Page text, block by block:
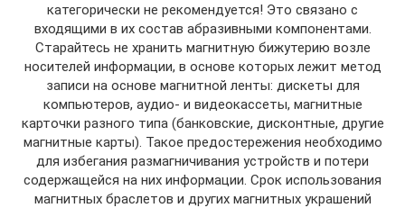
категорически не рекомендуется! Это связано с
входящими в их состав абразивными компонентами.
Старайтесь не хранить магнитную бижутерию возле
носителей информации, в основе которых лежит метод
записи на основе магнитной ленты: дискеты для
компьютеров, аудио- и видеокассеты, магнитные
карточки разного типа (банковские, дисконтные, другие
магнитные карты). Такое предостережения необходимо
для избегания размагничивания устройств и потери
содержащейся на них информации. Срок использования
магнитных браслетов и других магнитных украшений